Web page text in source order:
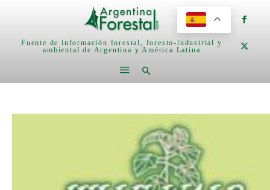
Fuente de información forestal, foresto-industrial y
ambiental de Argentina y América Latina